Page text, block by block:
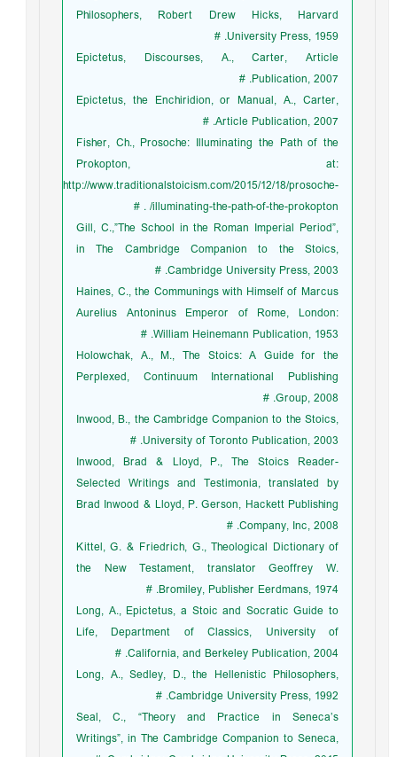
Philosophers, Robert Drew Hicks, Harvard
University Press, 1959. #
Epictetus, Discourses, A., Carter, Article
Publication, 2007. #
Epictetus, the Enchiridion, or Manual, A., Carter,
Article Publication, 2007. #
Fisher, Ch., Prosoche: Illuminating the Path of the
Prokopton, at:
http://www.traditionalstoicism.com/2015/12/18/prosoche-
illuminating-the-path-of-the-prokopton/ . #
Gill, C.,”The School in the Roman Imperial Period”,
in The Cambridge Companion to the Stoics,
Cambridge University Press, 2003. #
Haines, C., the Communings with Himself of Marcus
Aurelius Antoninus Emperor of Rome, London:
William Heinemann Publication, 1953. #
Holowchak, A., M., The Stoics: A Guide for the
Perplexed, Continuum International Publishing
Group, 2008. #
Inwood, B., the Cambridge Companion to the Stoics,
University of Toronto Publication, 2003. #
Inwood, Brad & Lloyd, P., The Stoics Reader-
Selected Writings and Testimonia, translated by
Brad Inwood & Lloyd, P. Gerson, Hackett Publishing
Company, Inc, 2008. #
Kittel, G. & Friedrich, G., Theological Dictionary of
the New Testament, translator Geoffrey W.
Bromiley, Publisher Eerdmans, 1974. #
Long, A., Epictetus, a Stoic and Socratic Guide to
Life, Department of Classics, University of
California, and Berkeley Publication, 2004. #
Long, A., Sedley, D., the Hellenistic Philosophers,
Cambridge University Press, 1992. #
Seal, C., “Theory and Practice in Seneca’s
Writings”, in The Cambridge Companion to Seneca,